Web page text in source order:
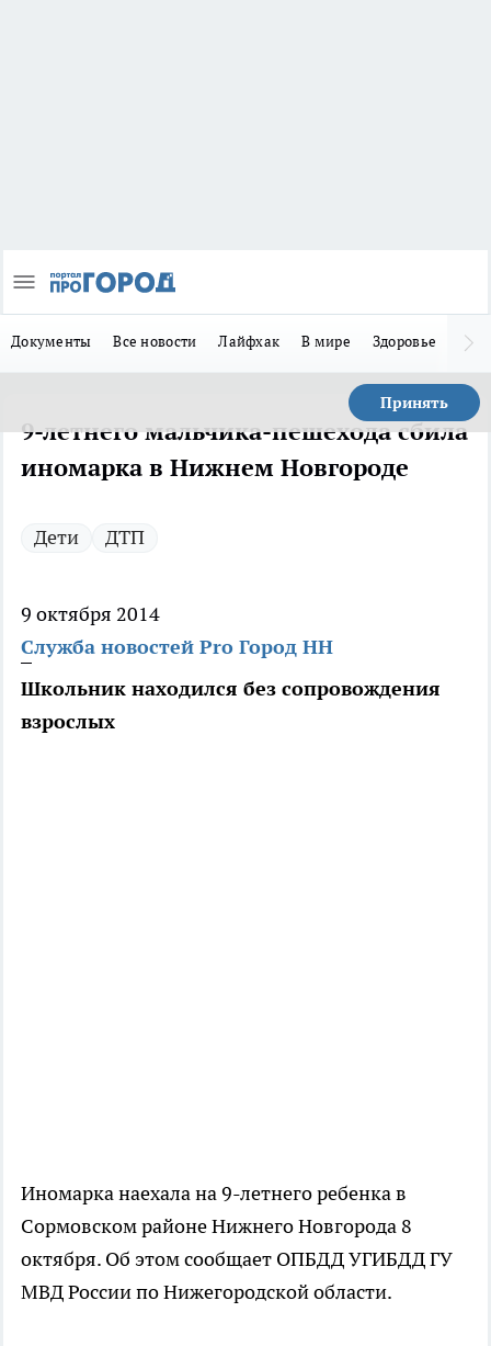
Документы Все новости Лайфхак В мире Здоровье
Принять
9-летнего мальчика-пешехода сбила
иномарка в Нижнем Новгороде
Дети ДТП
9 октября 2014
Служба новостей Pro Город НН
Школьник находился без сопровождения
взрослых
Иномарка наехала на 9-летнего ребенка в
Сормовском районе Нижнего Новгорода 8
октября. Об этом сообщает ОПБДД УГИБДД ГУ
МВД России по Нижегородской области.